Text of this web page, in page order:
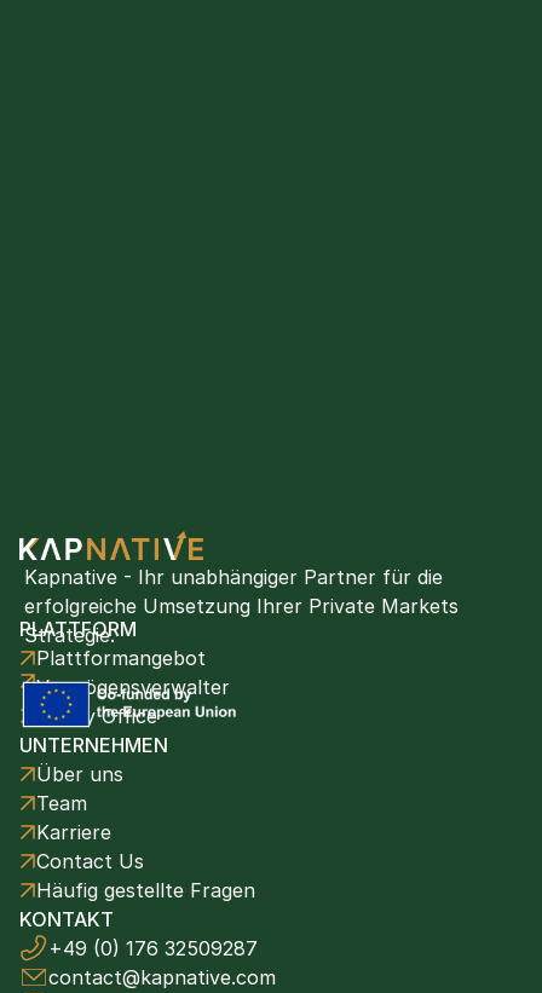
Kapnative - Ihr unabhängiger Partner für die
erfolgreiche Umsetzung Ihrer Private Markets
Strategie.
PLATTFORM
Plattformangebot
Vermögensverwalter
Family Office
UNTERNEHMEN
Über uns
Team
Karriere
Contact Us
Häufig gestellte Fragen
KONTAKT
+49 (0) 176 32509287
contact@kapnative.com